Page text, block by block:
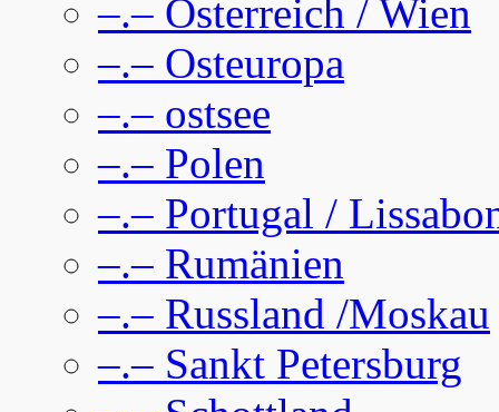
–.– Österreich / Wien
–.– Osteuropa
–.– ostsee
–.– Polen
–.– Portugal /
–.– Rumänien
–.– Russland /Moskau
–.– Sankt Petersburg